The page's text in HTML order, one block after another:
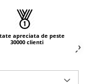
apreciata de peste
30000 clienti